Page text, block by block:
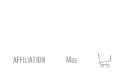
AFFILIATION Mas